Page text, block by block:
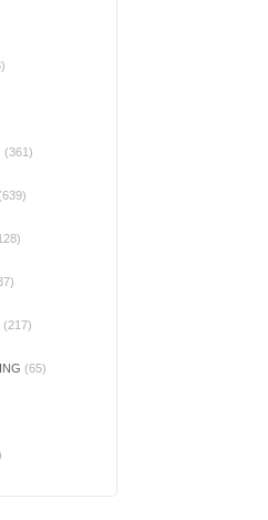
(361)
(639)
(217)
(65)